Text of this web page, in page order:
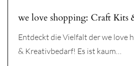
we love shopping: Craft Kits
Entdeckt die Vielfalt der we love
& Kreativbedarf! Es ist kaum…